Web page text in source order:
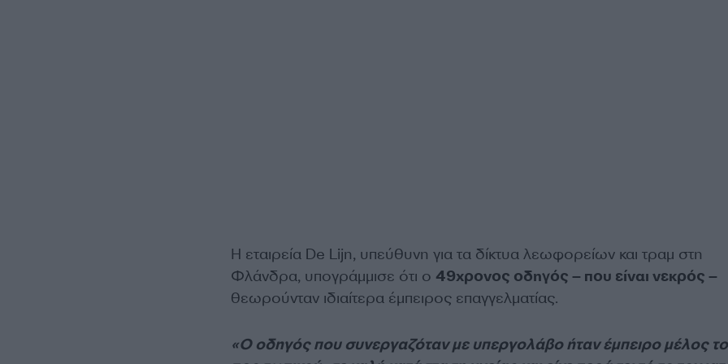
Η εταιρεία De Lijn, υπεύθυνη για τα δίκτυα λεωφορείων και τραμ στη
Φλάνδρα, υπογράμμισε ότι ο 49χρονος οδηγός – που είναι νεκρός –
θεωρούνταν ιδιαίτερα έμπειρος επαγγελματίας.
«Ο οδηγός που συνεργαζόταν με υπεργολάβο ήταν έμπειρο μέλος